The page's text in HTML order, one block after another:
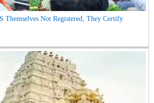
Themselves Not Registered, They Certify